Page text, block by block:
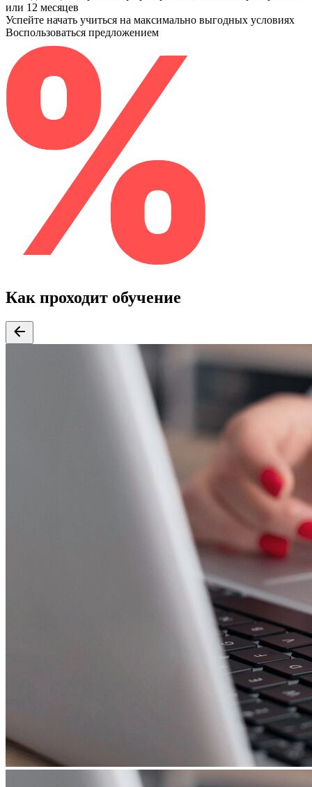
или 12 месяцев
Успейте начать учиться на максимально выгодных условиях
Воспользоваться предложением
Как проходит обучение